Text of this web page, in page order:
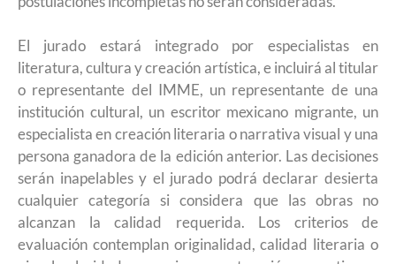
El jurado estará integrado por especialistas en
literatura, cultura y creación artística, e incluirá al titular
o representante del IMME, un representante de una
institución cultural, un escritor mexicano migrante, un
especialista en creación literaria o narrativa visual y una
persona ganadora de la edición anterior. Las decisiones
serán inapelables y el jurado podrá declarar desierta
cualquier categoría si considera que las obras no
alcanzan la calidad requerida. Los criterios de
evaluación contemplan originalidad, calidad literaria o